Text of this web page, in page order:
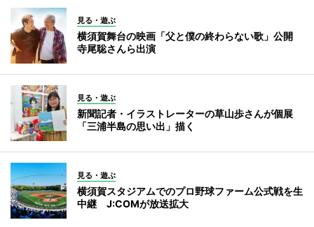
見る・遊ぶ
横須賀舞台の映画「父と僕の終わらない歌」公開
寺尾聡さんら出演
見る・遊ぶ
新聞記者・イラストレーターの草山歩さんが個展
「三浦半島の思い出」描く
見る・遊ぶ
横須賀スタジアムでのプロ野球ファーム公式戦を生
中継 J:COMが放送拡大